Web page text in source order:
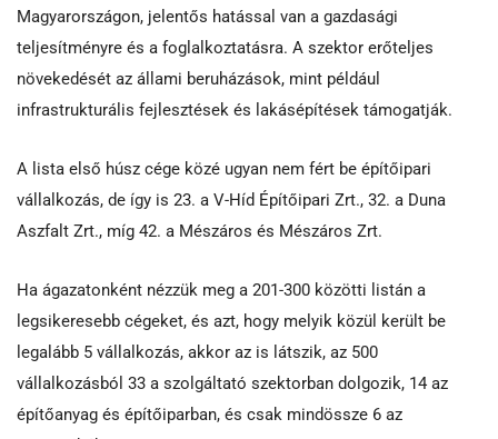
Magyarországon, jelentős hatással van a gazdasági
teljesítményre és a foglalkoztatásra. A szektor erőteljes
növekedését az állami beruházások, mint például
infrastrukturális fejlesztések és lakásépítések támogatják.
A lista első húsz cége közé ugyan nem fért be építőipari
vállalkozás, de így is 23. a V-Híd Építőipari Zrt., 32. a Duna
Aszfalt Zrt., míg 42. a Mészáros és Mészáros Zrt.
Ha ágazatonként nézzük meg a 201-300 közötti listán a
legsikeresebb cégeket, és azt, hogy melyik közül került be
legalább 5 vállalkozás, akkor az is látszik, az 500
vállalkozásból 33 a szolgáltató szektorban dolgozik, 14 az
építőanyag és építőiparban, és csak mindössze 6 az